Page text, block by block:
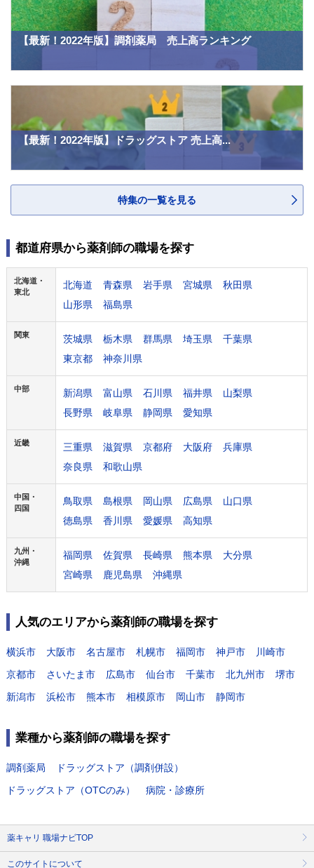
【最新！2022年版】調剤薬局 売上高ランキング
【最新！2022年版】ドラッグストア 売上高...
特集の一覧を見る
都道府県から薬剤師の職場を探す
北海道・
東北
北海道 青森県 岩手県 宮城県
秋田県
山形県
福島県
関東 茨城県 栃木県 群馬県 埼玉県
千葉県
東京都
神奈川県
中部 新潟県 富山県 石川県 福井県
山梨県
長野県
岐阜県 静岡県 愛知県
近畿 三重県 滋賀県 京都府 大阪府
兵庫県
奈良県
和歌山県
中国・
四国
鳥取県 島根県 岡山県 広島県
山口県
徳島県
香川県 愛媛県 高知県
九州・
沖縄
福岡県 佐賀県 長崎県 熊本県
大分県
宮崎県
鹿児島県 沖縄県
人気のエリアから薬剤師の職場を探す
横浜市 大阪市 名古屋市 札幌市 福岡市 神戸市
川崎市
京都市
さいたま市 広島市 仙台市 千葉市 北九州市
堺市
新潟市
浜松市 熊本市 相模原市 岡山市 静岡市
業種から薬剤師の職場を探す
調剤薬局
ドラッグストア（調剤併設）
ドラッグストア（OTCのみ）
病院・診療所
薬キャリ 職場ナビTOP
このサイトについて